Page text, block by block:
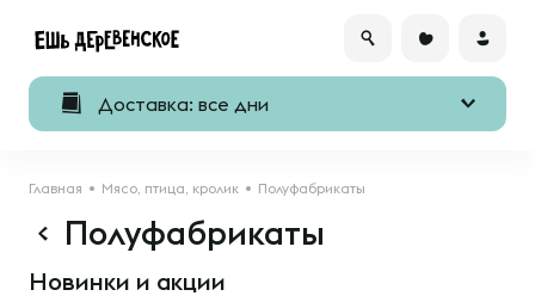
Доставка: все дни
Главная Мясо, птица, кролик Полуфабрикаты
Полуфабрикаты
Новинки и акции